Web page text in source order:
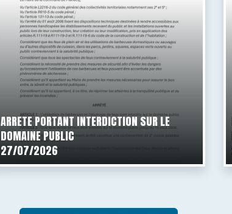
ARRETE PORTANT INTERDICTION SUR LE
DOMAINE PUBLIC
27/07/2026